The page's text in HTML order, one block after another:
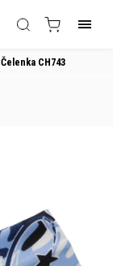
Čelenka CH743